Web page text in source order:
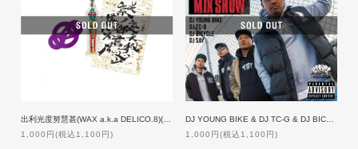
1,000円(税込1,100円)
1,000円(税込1,100円)